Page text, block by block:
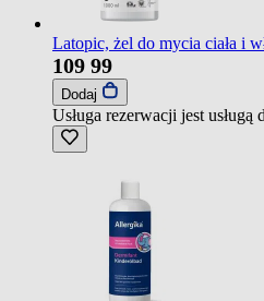
Latopic, żel do mycia ciała i
109 99
Dodaj
Usługa rezerwacji jest usługą